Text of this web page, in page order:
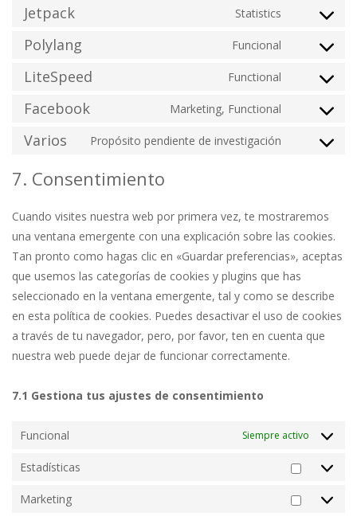
stripe
Jetpack Statistics
Consent
jetpack
Polylang Funcional
Consent
polylang
LiteSpeed Functional
Consent
litespeed
Facebook Marketing, Functional
Consent
Varios Propósito pendiente de investigación
Consent
7. Consentimiento
Cuando visites nuestra web por primera vez, te mostraremos
una ventana emergente con una explicación sobre las cookies.
Tan pronto como hagas clic en «Guardar preferencias», aceptas
que usemos las categorías de cookies y plugins que has
seleccionado en la ventana emergente, tal y como se describe
en esta política de cookies. Puedes desactivar el uso de cookies
a través de tu navegador, pero, por favor, ten en cuenta que
nuestra web puede dejar de funcionar correctamente.
7.1 Gestiona tus ajustes de consentimiento
Funcional Siempre activo
Estadísticas
Marketing